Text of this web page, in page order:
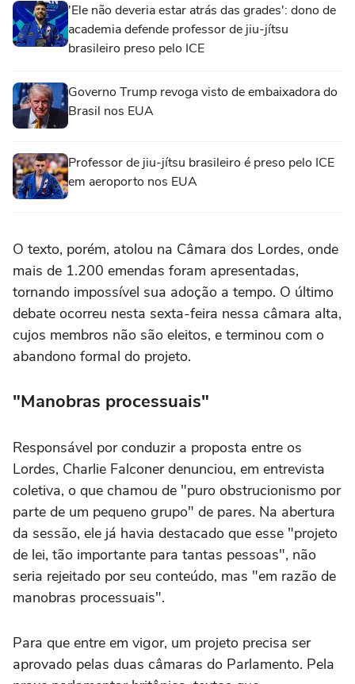
'Ele não deveria estar atrás das grades': dono de
academia defende professor de jiu-jítsu
brasileiro preso pelo ICE
Governo Trump revoga visto de embaixadora do
Brasil nos EUA
Professor de jiu-jítsu brasileiro é preso pelo ICE
em aeroporto nos EUA
O texto, porém, atolou na Câmara dos Lordes, onde
mais de 1.200 emendas foram apresentadas,
tornando impossível sua adoção a tempo. O último
debate ocorreu nesta sexta-feira nessa câmara alta,
cujos membros não são eleitos, e terminou com o
abandono formal do projeto.
"Manobras processuais"
Responsável por conduzir a proposta entre os
Lordes, Charlie Falconer denunciou, em entrevista
coletiva, o que chamou de "puro obstrucionismo por
parte de um pequeno grupo" de pares. Na abertura
da sessão, ele já havia destacado que esse "projeto
de lei, tão importante para tantas pessoas", não
seria rejeitado por seu conteúdo, mas "em razão de
manobras processuais".
Para que entre em vigor, um projeto precisa ser
aprovado pelas duas câmaras do Parlamento. Pela